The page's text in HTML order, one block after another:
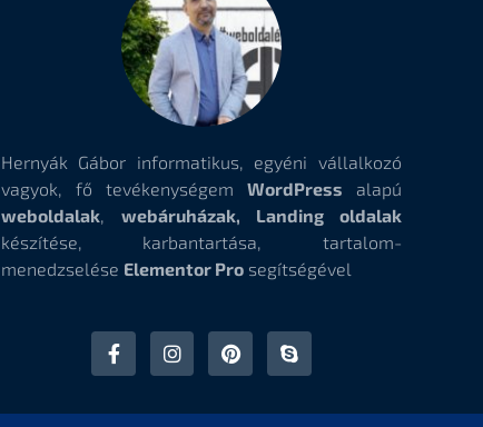
Hernyák Gábor informatikus, egyéni vállalkozó
vagyok, fő tevékenységem WordPress alapú
weboldalak, webáruházak, Landing oldalak
készítése, karbantartása, tartalom-
menedzselése Elementor Prosegítségével